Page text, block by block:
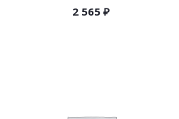
2 565 ₽